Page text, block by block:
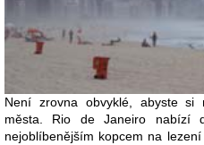
Není zrovna obvyklé, abyste si
města. Rio de Janeiro nabízí
nejoblíbenějším kopcem na